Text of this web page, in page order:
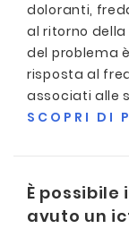
doloranti,
al ritorno
del problema
risposta al
associati alle
SCOPRI DI
È
avuto un